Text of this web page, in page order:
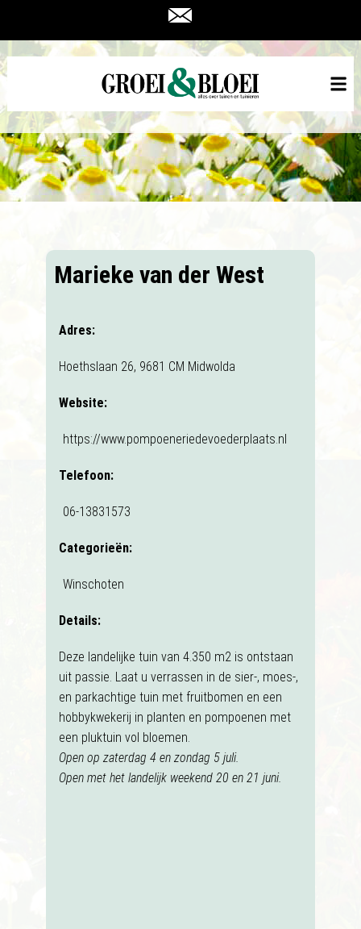
Marieke van der West
Adres:
Hoethslaan 26, 9681 CM Midwolda
Website:
https://www.pompoeneriedevoederplaats.nl
Telefoon:
06-13831573
Categorieën:
Winschoten
Details:
Deze landelijke tuin van 4.350 m2 is ontstaan
uit passie. Laat u verrassen in de sier-, moes-,
en parkachtige tuin met fruitbomen en een
hobbykwekerij in planten en pompoenen met
een pluktuin vol bloemen.
Open op zaterdag 4 en zondag 5 juli.
Open met het landelijk weekend 20 en 21 juni.